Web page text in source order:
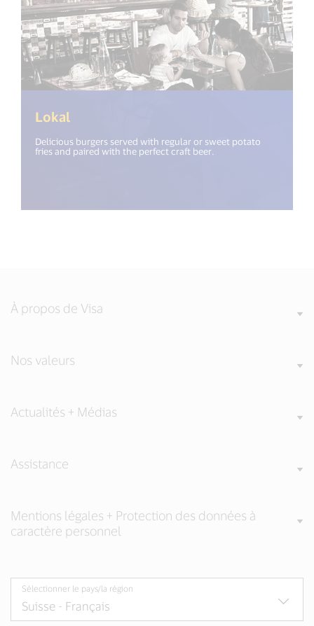
Lokal
Delicious burgers served with regular or sweet potato
fries and paired with the perfect craft beer.
À propos de Visa
Nos valeurs
Actualités + Médias
Assistance
Mentions légales + Protection des données à
caractère personnel
Sélectionner le pays/la région